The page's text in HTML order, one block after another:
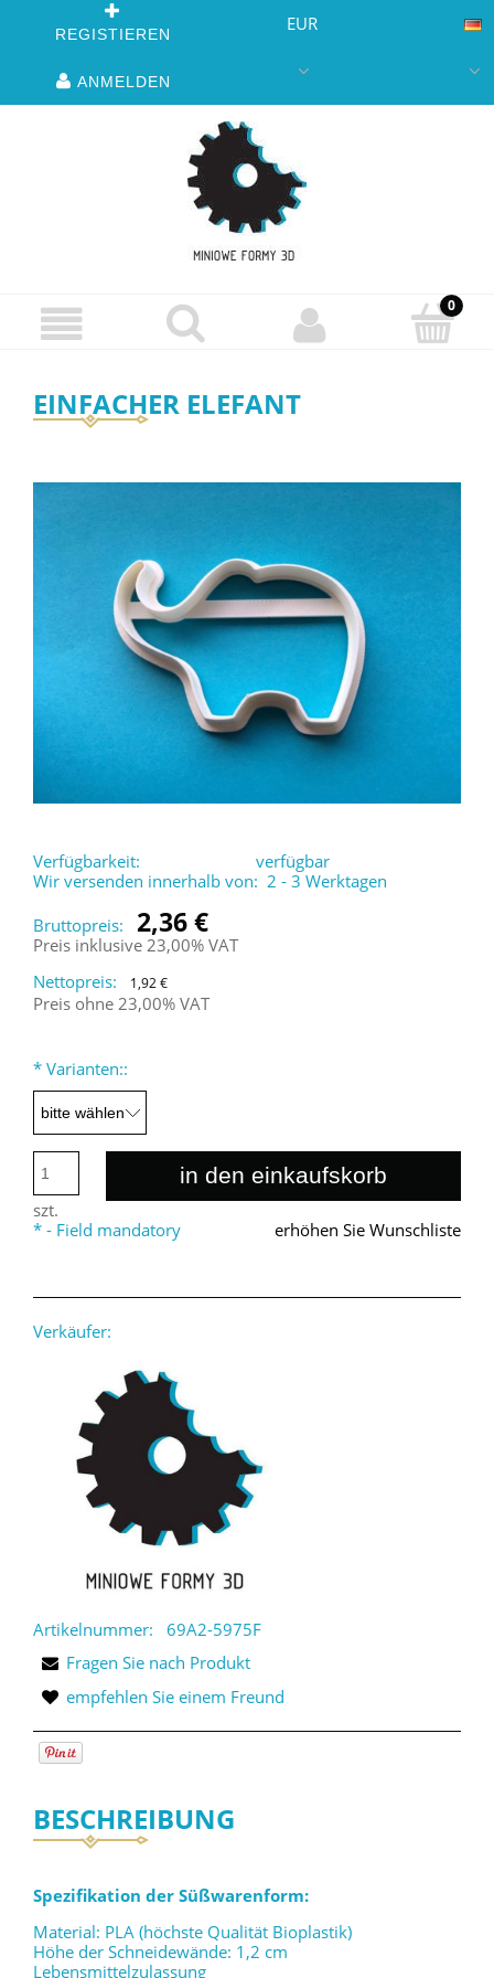
REGISTIEREN
ANMELDEN
EUR
EINFACHER ELEFANT
Verfügbarkeit:
verfügbar
Wir versenden innerhalb von: 2 - 3 Werktagen
Bruttopreis:
2,36 €
Preis inklusive 23,00% VAT
Nettopreis:
1,92 €
Preis ohne 23,00% VAT
* Varianten::
szt.
in den einkaufskorb
erhöhen Sie Wunschliste
* - Field mandatory
Verkäufer:
Artikelnummer:
69A2-5975F
Fragen Sie nach Produkt
empfehlen Sie einem Freund
BESCHREIBUNG
Spezifikation der Süßwarenform:
Material: PLA (höchste Qualität Bioplastik)
Höhe der Schneidewände: 1,2 cm
Lebensmittelzulassung